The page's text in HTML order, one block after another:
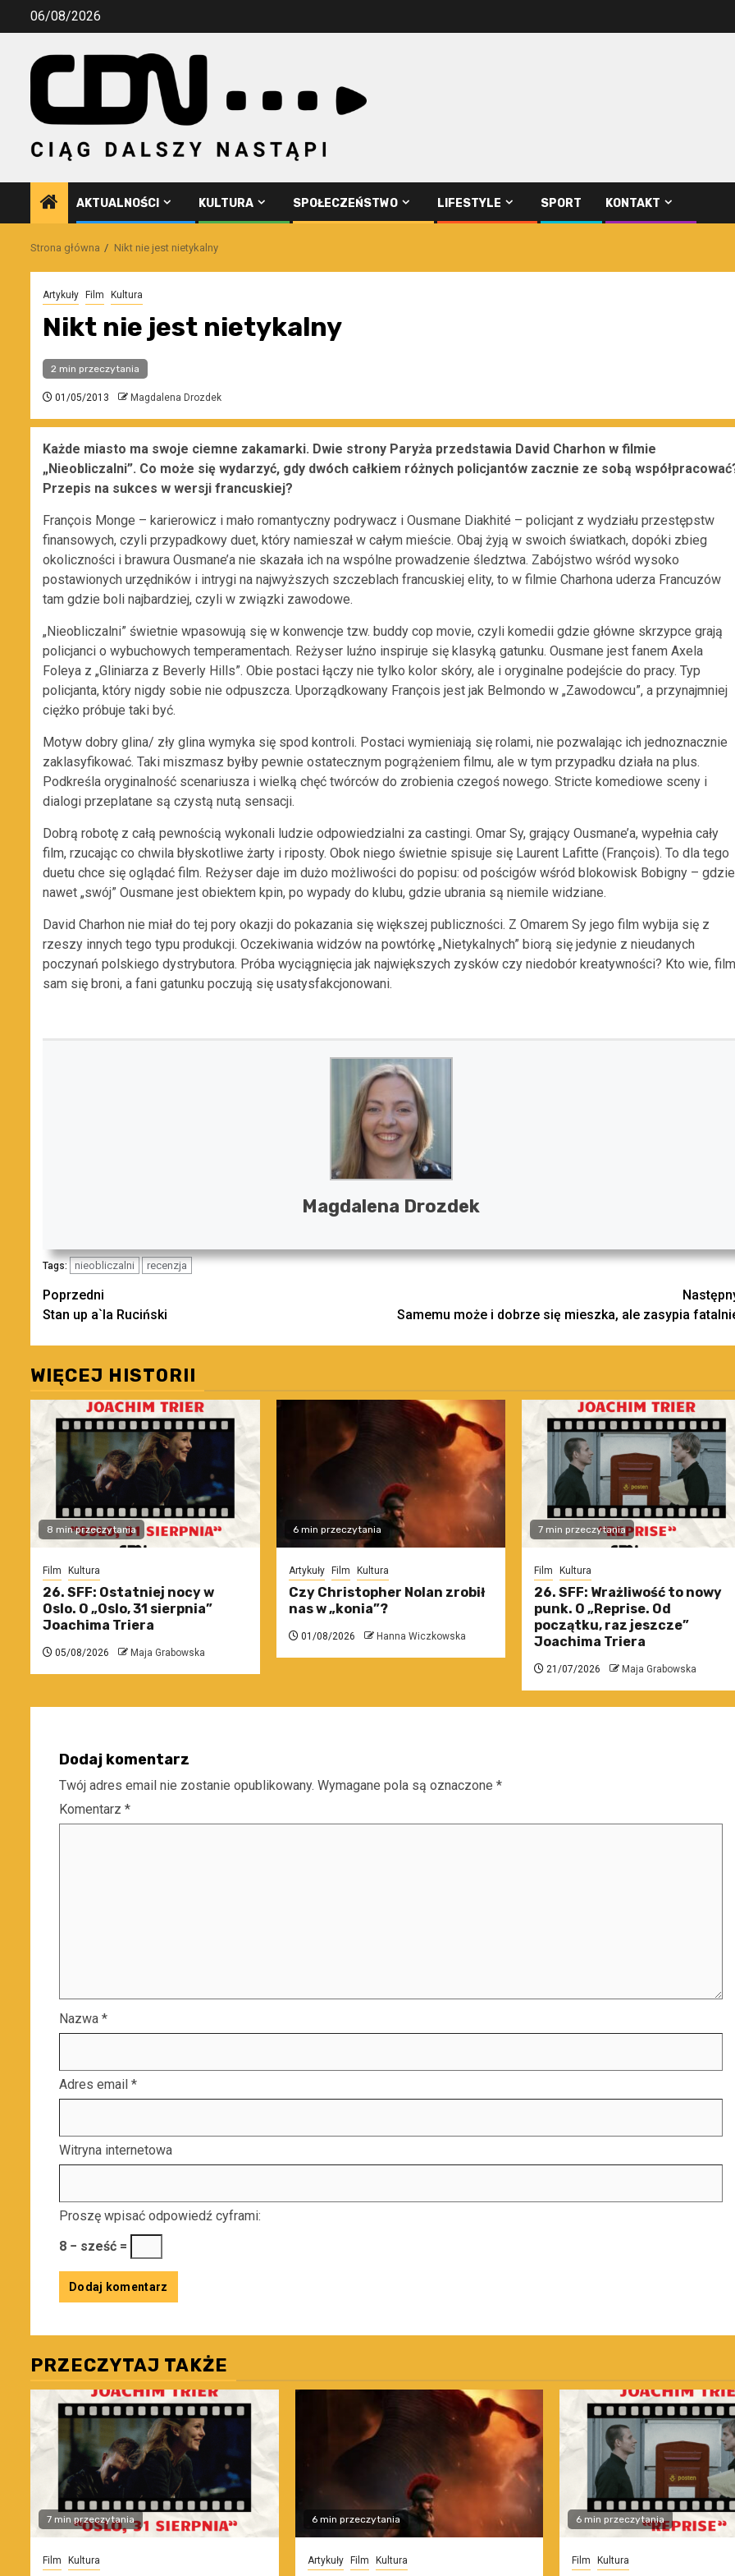
Przejdź06/08/2026
AKTUALNOŚCI KULTURA SPOŁECZEŃSTWO LIFESTYLE SPORT KONTAKT
Strona główna Nikt nie jest nietykalny
Artykuły Film Kultura
Nikt nie jest nietykalny
2 min przeczytania
01/05/2013 Magdalena Drozdek
Każde miasto ma swoje ciemne zakamarki. Dwie strony Paryża przedstawia David Charhon w filmie
„Nieobliczalni”. Co może się wydarzyć, gdy dwóch całkiem różnych policjantów zacznie ze sobą
Przepis na sukces w wersji francuskiej?
François Monge – karierowicz i mało romantyczny podrywacz i Ousmane Diakhité – policjant z wydziału przestępstw
finansowych, czyli przypadkowy duet, który namieszał w całym mieście. Obaj żyją w swoich światkach, dopóki zbieg
okoliczności i brawura Ousmane’a nie skazała ich na wspólne prowadzenie śledztwa. Zabójstwo wśród wysoko
postawionych urzędników i intrygi na najwyższych szczeblach francuskiej elity, to w filmie Charhona uderza Francuzów
tam gdzie boli najbardziej, czyli w związki zawodowe.
„Nieobliczalni” świetnie wpasowują się w konwencje tzw. buddy cop movie, czyli komedii gdzie główne skrzypce grają
policjanci o wybuchowych temperamentach. Reżyser luźno inspiruje się klasyką gatunku. Ousmane jest fanem Axela
Foleya z „Gliniarza z Beverly Hills”. Obie postaci łączy nie tylko kolor skóry, ale i oryginalne podejście do pracy. Typ
policjanta, który nigdy sobie nie odpuszcza. Uporządkowany François jest jak Belmondo w „Zawodowcu”, a przynajmniej
ciężko próbuje taki być.
Motyw dobry glina/ zły glina wymyka się spod kontroli. Postaci wymieniają się rolami, nie pozwalając ich jednoznacznie
zaklasyfikować. Taki miszmasz byłby pewnie ostatecznym pogrążeniem filmu, ale w tym przypadku działa na plus.
Podkreśla oryginalność scenariusza i wielką chęć twórców do zrobienia czegoś nowego. Stricte komediowe sceny i
dialogi przeplatane są czystą nutą sensacji.
Dobrą robotę z całą pewnością wykonali ludzie odpowiedzialni za castingi. Omar Sy, grający Ousmane’a, wypełnia cały
film, rzucając co chwila błyskotliwe żarty i riposty. Obok niego świetnie spisuje się Laurent Lafitte (François). To dla tego
duetu chce się oglądać film. Reżyser daje im dużo możliwości do popisu: od pościgów wśród blokowisk Bobigny – gdzie
nawet „swój” Ousmane jest obiektem kpin, po wypady do klubu, gdzie ubrania są niemile widziane.
David Charhon nie miał do tej pory okazji do pokazania się większej publiczności. Z Omarem Sy jego film wybija się z
rzeszy innych tego typu produkcji. Oczekiwania widzów na powtórkę „Nietykalnych” biorą się jedynie z nieudanych
poczynań polskiego dystrybutora. Próba wyciągnięcia jak największych zysków czy niedobór kreatywności? Kto wie, film
sam się broni, a fani gatunku poczują się usatysfakcjonowani.
Magdalena Drozdek
Tags: nieobliczalni recenzja
Zobacz
wpisy
Poprzedni
Stan up a`la Ruciński
Samemu może i dobrze się mieszka, ale zasypia
WIĘCEJ HISTORII
8 min przeczytania
Film Kultura
26. SFF: Ostatniej nocy w
Oslo. O „Oslo, 31 sierpnia”
Joachima Triera
05/08/2026 Maja Grabowska
6 min przeczytania
Artykuły Film Kultura
Czy Christopher Nolan zrobił
nas w „konia”?
01/08/2026 Hanna Wiczkowska
7 min przeczytania
Film Kultura
26. SFF: Wrażliwość to nowy
punk. O „Reprise. Od
początku, raz jeszcze”
Joachima Triera
21/07/2026 Maja Grabowska
Dodaj komentarz
Twój adres email nie zostanie opublikowany. Wymagane pola są oznaczone *
Komentarz *
Nazwa *
Adres email *
Witryna internetowa
Proszę wpisać odpowiedź cyframi:
8 − sześć =
PRZECZYTAJ TAKŻE
7 min przeczytania
Film Kultura
6 min przeczytania
Artykuły Film Kultura
6 min przeczytania
Film Kultura